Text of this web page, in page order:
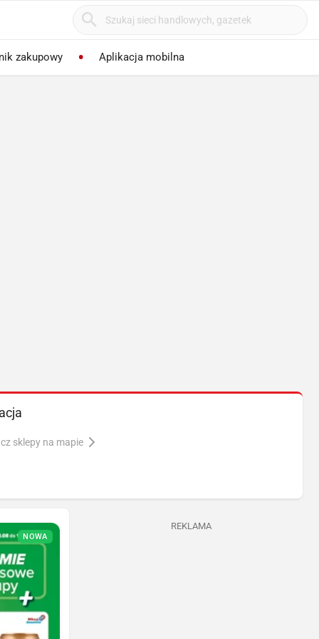
zakupowy Aplikacja mobilna
sklepy na mapie
NOWA
REKLAMA